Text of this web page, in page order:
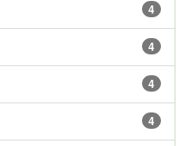
4
4
4
4